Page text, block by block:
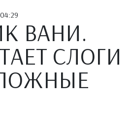
ВАНИ.
СЛОГИ